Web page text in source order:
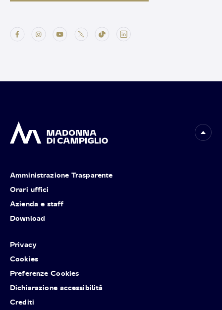
Amministrazione Trasparente
Orari uffici
Azienda e staff
Download
Privacy
Cookies
Preferenze Cookies
Dichiarazione accessibilità
Crediti